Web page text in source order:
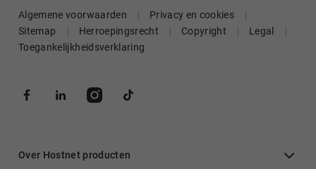
Algemene voorwaarden
Privacy en cookies
Sitemap
Herroepingsrecht Copyright
Legal
Toegankelijkheidsverklaring
Over Hostnet producten